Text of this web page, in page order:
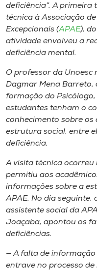
Selecione
o idioma
A+
deficiência”. A
técnica à Associação
Excepcionais (APAE),
atividade envolveu a
deficiência mental.
O professor da Unoesc
Dagmar Mena Barreto,
formação do
estudantes tenham o
conhecimento sobre os
estrutura social, entre
deficiência.
A visita técnica
permitiu aos
informações sobre a
APAE. No dia
assistente social da
Joaçaba, apontou os
deficiências.
— A falta de
entrave no processo de